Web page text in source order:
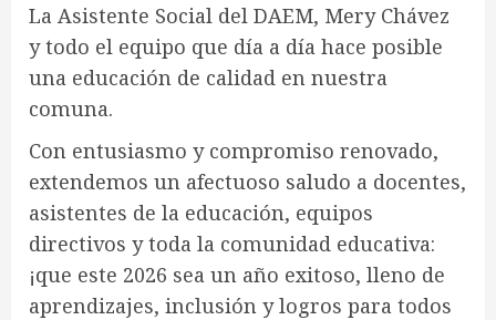
La Asistente Social del DAEM, Mery Chávez
y todo el equipo que día a día hace posible
una educación de calidad en nuestra
comuna.
Con entusiasmo y compromiso renovado,
extendemos un afectuoso saludo a docentes,
asistentes de la educación, equipos
directivos y toda la comunidad educativa:
¡que este 2026 sea un año exitoso, lleno de
aprendizajes, inclusión y logros para todos